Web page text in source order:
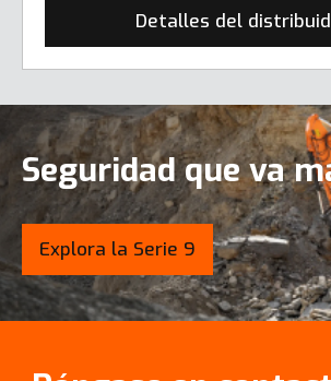
Detalles del
Seguridad que va
Explora la Serie 9